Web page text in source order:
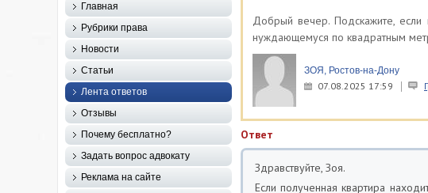
Добрый вечер. Подскажите, если
нуждающемуся по квадратным
ЗОЯ, Ростов-на-Дону
07.08.2025 17:59
Ответ
Здравствуйте, Зоя.
Если полученная квартира
Главная
Рубрики права
Новости
Статьи
Лента ответов
Отзывы
Почему бесплатно?
Задать вопрос адвокату
Реклама на сайте